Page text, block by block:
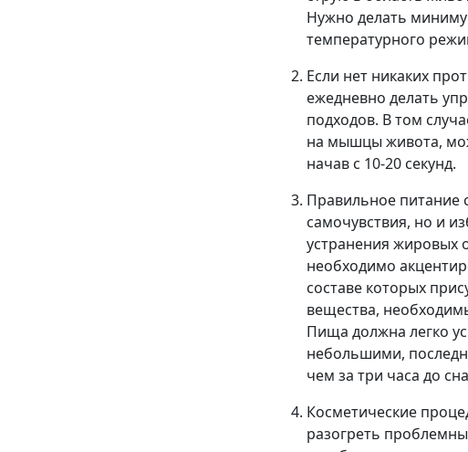
Нужно делать
температурного
Если нет никаких
ежедневно делать
подходов. В том
на мышцы живота,
начав с 10-20 секунд.
Правильное питание
самочувствия, но и
устранения жировых
необходимо
составе которых
вещества,
Пища должна легко
небольшими,
чем за три часа до
Косметические
разогреть